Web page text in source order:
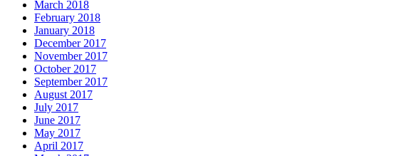
March 2018
February 2018
January 2018
December 2017
November 2017
October 2017
September 2017
August 2017
July 2017
June 2017
May 2017
April 2017